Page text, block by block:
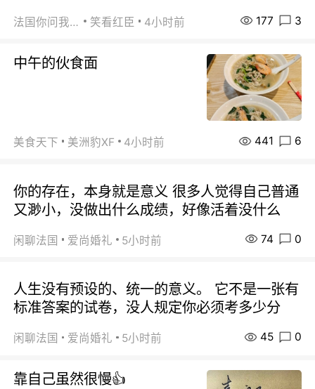
法国你问我答 笑看红臣 4小时前 177 3
中午的伙食面
美食天下 美洲豹XF 4小时前 441 6
你的存在，本身就是意义 很多人觉得自己普通
又渺小，没做出什么成绩，好像活着没什么
闲聊法国 爱尚婚礼 5小时前 74 0
人生没有预设的、统一的意义。 它不是一张有
标准答案的试卷，没人规定你必须考多少分
闲聊法国 爱尚婚礼 5小时前 45 0
靠自己虽然很慢👍